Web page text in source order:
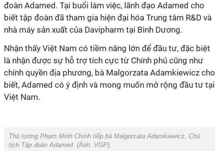
đoàn Adamed. Tại buổi làm việc, lãnh đạo Adamed cho
biết tập đoàn đã tham gia hiện đại hóa Trung tâm R&D và
nhà máy sản xuất của Davipharm tại Bình Dương.
Nhận thấy Việt Nam có tiềm năng lớn để đầu tư, đặc biệt
là nhận được sự hỗ trợ tích cực từ Chính phủ cũng như
chính quyền địa phương, bà Malgorzata Adamkiewicz cho
biết, Adamed có ý định và mong muốn mở rộng đầu tư tại
Việt Nam.
Thủ tướng Phạm Minh Chính tiếp bà Malgorzata Adamkiewicz, Chủ
tịch Tập đoàn Adamed. (Ảnh: VGP).